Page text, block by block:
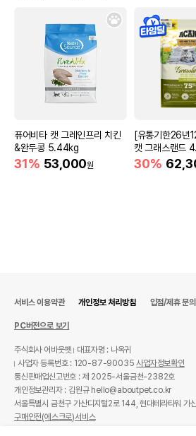
퓨어비타 캣 그레인프리 치킨
&완두콩 5.44kg
31% 53,000원
[유통기한26년
캣 그래스랜드
30%
서비스 이용약관 개인정보 처리방침 입점/제휴 문의
PC버전으로 보기
주식회사 어바웃펫
대표자명 : 나옥귀
사업자 등록번호 : 120-87-90035사업자정보확인
통신판매업신고번호 : 제 2025-서울금천-2382호
개인정보관리자 : 김원규 hello@aboutpet.co.kr
서울특별시 금천구 가산디지털2로 144, 현대테라타워
구매안전(에스크로)서비스